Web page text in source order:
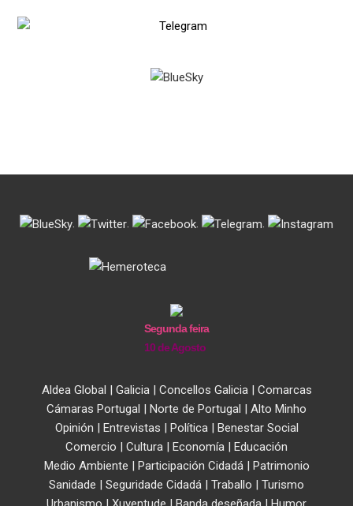
. . . .
Segunda feira
10 de Agosto
Aldea Global | Galicia| Concellos Galicia| Comarcas
Cámaras Portugal | Norte de Portugal | Alto Minho
Opinión | Entrevistas | Política| Benestar Social
Comercio | Cultura | Economía | Educación
Medio Ambiente | Participación Cidadá| Patrimonio
Sanidade | Seguridade Cidadá | Traballo | Turismo